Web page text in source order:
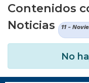
Contenidos
Noticias
11 -
No